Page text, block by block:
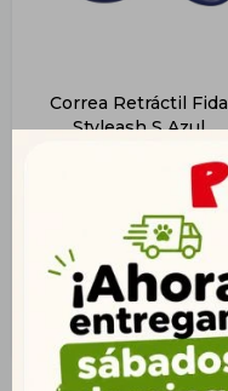
Correa Retráctil Fida
Styleash S Azul
$ 805
$ 902